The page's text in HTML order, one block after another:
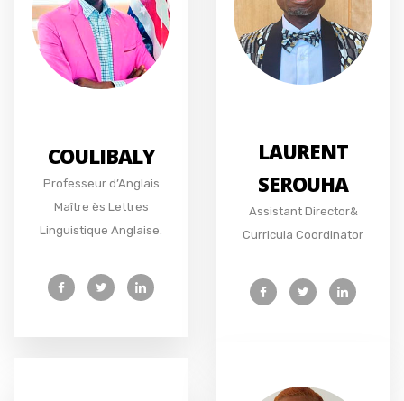
COULIBALY
Professeur d’Anglais
Maître ès Lettres
Linguistique Anglaise.
LAURENT
SEROUHA
Assistant Director&
Curricula Coordinator